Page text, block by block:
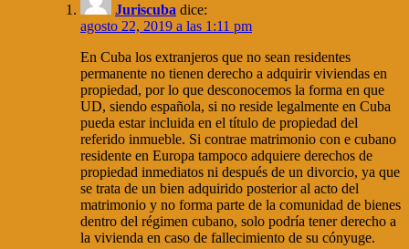
Juriscuba dice:
agosto 22, 2019 a las 1:11 pm
En Cuba los extranjeros que no sean residentes
permanente no tienen derecho a adquirir viviendas en
propiedad, por lo que desconocemos la forma en que
UD, siendo española, si no reside legalmente en Cuba
pueda estar incluida en el título de propiedad del
referido inmueble. Si contrae matrimonio con e cubano
residente en Europa tampoco adquiere derechos de
propiedad inmediatos ni después de un divorcio, ya que
se trata de un bien adquirido posterior al acto del
matrimonio y no forma parte de la comunidad de bienes
dentro del régimen cubano, solo podría tener derecho a
la vivienda en caso de fallecimiento de su cónyuge.